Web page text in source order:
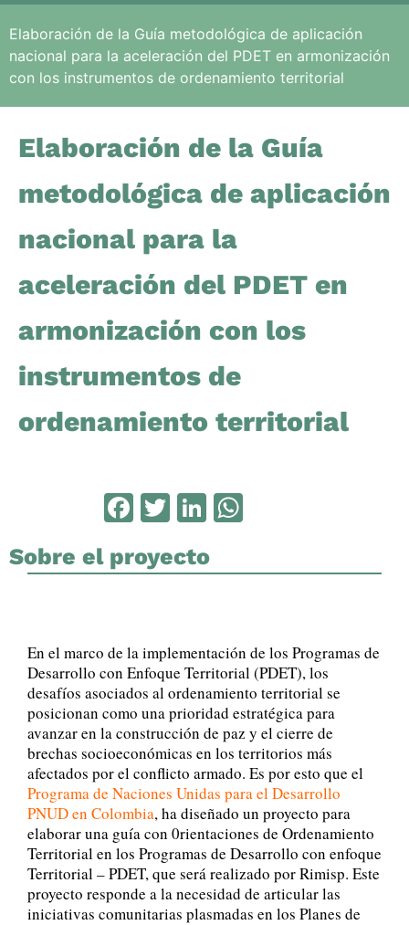
Elaboración de la Guía metodológica de aplicación
nacional para la aceleración del PDET en armonización
con los instrumentos de ordenamiento territorial
Elaboración de la Guía
metodológica de aplicación
nacional para la
aceleración del PDET en
armonización con los
instrumentos de
ordenamiento territorial
Facebook
TwitterLinkedIn
Sobre el proyecto
En el marco de la implementación de los Programas de
Desarrollo con Enfoque Territorial (PDET), los
desafíos asociados al ordenamiento territorial se
posicionan como una prioridad estratégica para
avanzar en la construcción de paz y el cierre de
brechas socioeconómicas en los territorios más
afectados por el conflicto armado. Es por esto que el
Programa de Naciones Unidas para el Desarrollo
PNUD en Colombia, ha diseñado un proyecto para
elaborar una guía con 0rientaciones de Ordenamiento
Territorial en los Programas de Desarrollo con enfoque
Territorial – PDET, que será realizado por Rimisp. Este
proyecto responde a la necesidad de articular las
iniciativas comunitarias plasmadas en los Planes de